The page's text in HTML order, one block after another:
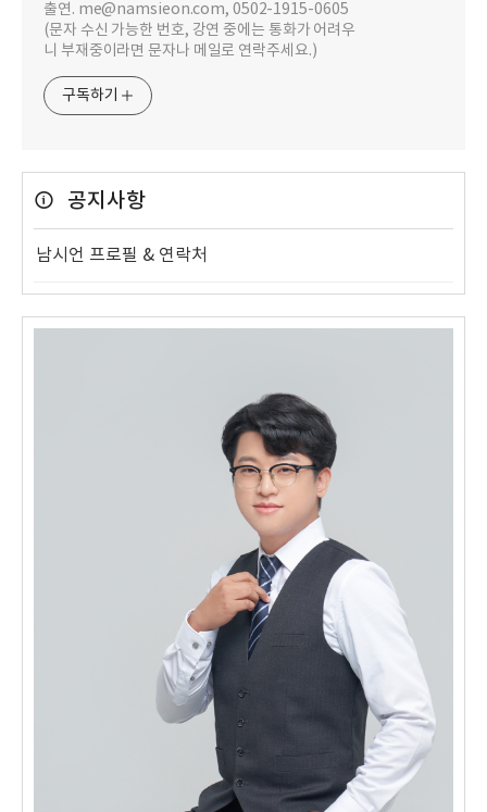
출연. me@namsieon.com, 0502-1915-0605
(문자 수신 가능한 번호, 강연 중에는 통화가 어려우
니 부재중이라면 문자나 메일로 연락주세요.)
구독하기
공지사항
남시언 프로필 & 연락처